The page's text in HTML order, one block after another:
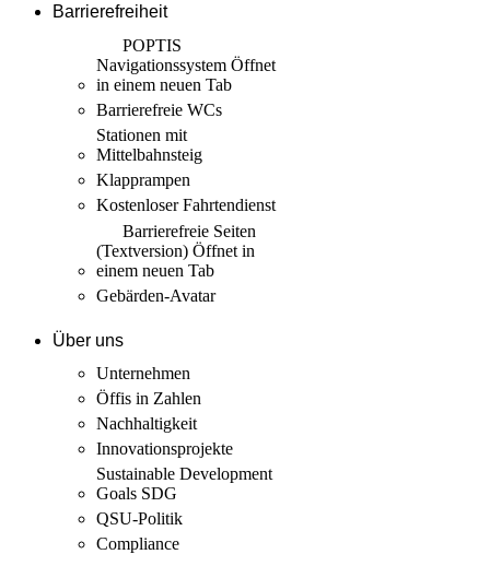
Barrierefreiheit
POPTIS
Navigationssystem Öffnet
in einem neuen Tab
Barrierefreie WCs
Stationen mit
Mittelbahnsteig
Klapprampen
Kostenloser Fahrtendienst
Barrierefreie Seiten
(Textversion) Öffnet in
einem neuen Tab
Gebärden-Avatar
Über uns
Unternehmen
Öffis in Zahlen
Nachhaltigkeit
Innovations­projekte
Sustainable Development
Goals SDG
QSU-Politik
Compliance